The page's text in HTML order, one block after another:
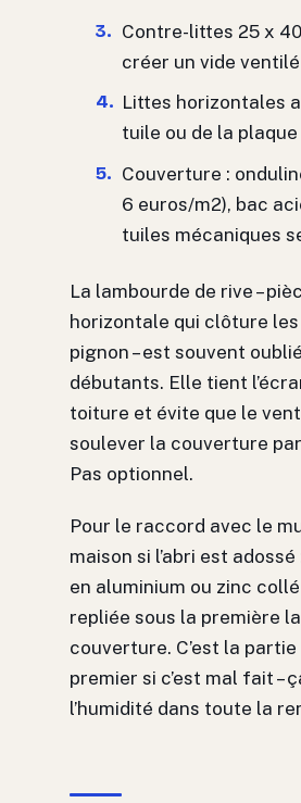
Contre-littes 25 x
créer un vide ventilé
Littes horizontales
tuile ou de la plaque
Couverture :
6 euros/m2), bac
tuiles mécaniques
La lambourde de rive –
horizontale qui clôture
pignon – est souvent
débutants. Elle tient
toiture et évite que le vent
soulever la couverture
Pas optionnel.
Pour le raccord avec le
maison si l’abri est
en aluminium ou zinc
repliée sous la première
couverture. C’est la
premier si c’est mal fait –
l’humidité dans toute la